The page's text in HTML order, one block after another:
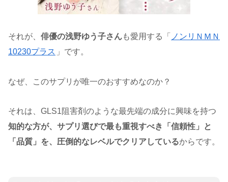
それが、 俳優の浅野ゆう子さんも愛用する「 ノンリＮＭＮ
10230プラス 」です。
なぜ、このサプリが唯一のおすすめなのか？
それは、GLS1阻害剤のような最先端の成分に興味を持つ
知的な方が、サプリ選びで最も重視すべき「信頼性」と
「品質」を、圧倒的なレベルでクリアしているからです。